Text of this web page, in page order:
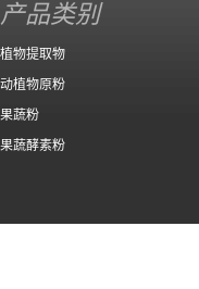
产品类别
植物提取物
动植物原粉
果蔬粉
果蔬酵素粉